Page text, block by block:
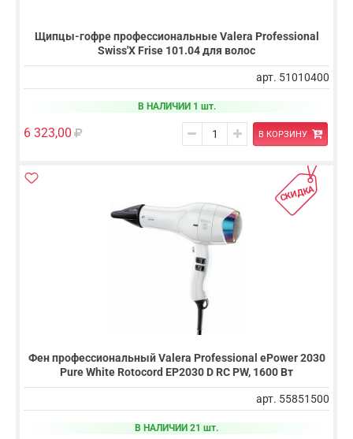
Щипцы-гофре профессиональные Valera Professional
Swiss'X Frise 101.04 для волос
арт. 51010400
В НАЛИЧИИ 1 шт.
6 323,00 В КОРЗИНУ
СКИДКА
Фен профессиональный Valera Professional ePower 2030
Pure White Rotocord EP2030 D RC PW, 1600 Вт
арт. 55851500
В НАЛИЧИИ 21 шт.